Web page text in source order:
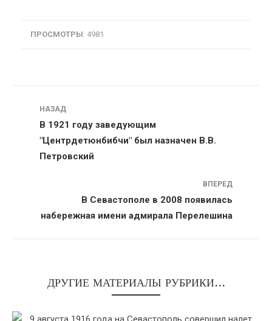
ПРОСМОТРЫ: 4981
Навигация
НАЗАД
В 1921 году заведующим
"Центрдетюнбибчи" был назначен В.В.
Петровский
ВПЕРЕД
В Севастополе в 2008 появилась
набережная имени адмирала Перелешина
ДРУГИЕ МАТЕРИАЛЫ РУБРИКИ...